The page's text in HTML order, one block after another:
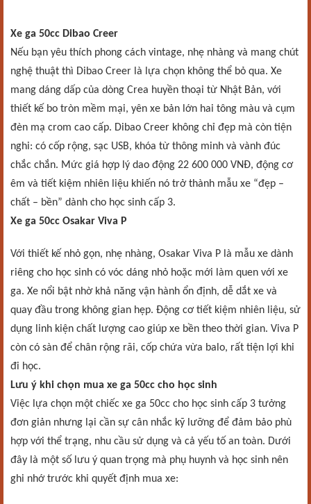
Xe ga 50cc Dibao Creer
Nếu bạn yêu thích phong cách vintage, nhẹ nhàng và mang chút
nghệ thuật thì Dibao Creer là lựa chọn không thể bỏ qua. Xe
mang dáng dấp của dòng Crea huyền thoại từ Nhật Bản, với
thiết kế bo tròn mềm mại, yên xe bản lớn hai tông màu và cụm
đèn mạ crom cao cấp. Dibao Creer không chỉ đẹp mà còn tiện
nghi: có cốp rộng, sạc USB, khóa từ thông minh và vành đúc
chắc chắn. Mức giá hợp lý dao động 22 600 000 VNĐ, động cơ
êm và tiết kiệm nhiên liệu khiến nó trở thành mẫu xe “đẹp –
chất – bền” dành cho học sinh cấp 3.
Xe ga 50cc Osakar Viva P
Với thiết kế nhỏ gọn, nhẹ nhàng, Osakar Viva P là mẫu xe dành
riêng cho học sinh có vóc dáng nhỏ hoặc mới làm quen với xe
ga. Xe nổi bật nhờ khả năng vận hành ổn định, dễ dắt xe và
quay đầu trong không gian hẹp. Động cơ tiết kiệm nhiên liệu, sử
dụng linh kiện chất lượng cao giúp xe bền theo thời gian. Viva P
còn có sàn để chân rộng rãi, cốp chứa vừa balo, rất tiện lợi khi
đi học.
Lưu ý khi chọn mua xe ga 50cc cho học sinh
Việc lựa chọn một chiếc xe ga 50cc cho học sinh cấp 3 tưởng
đơn giản nhưng lại cần sự cân nhắc kỹ lưỡng để đảm bảo phù
hợp với thể trạng, nhu cầu sử dụng và cả yếu tố an toàn. Dưới
đây là một số lưu ý quan trọng mà phụ huynh và học sinh nên
ghi nhớ trước khi quyết định mua xe: